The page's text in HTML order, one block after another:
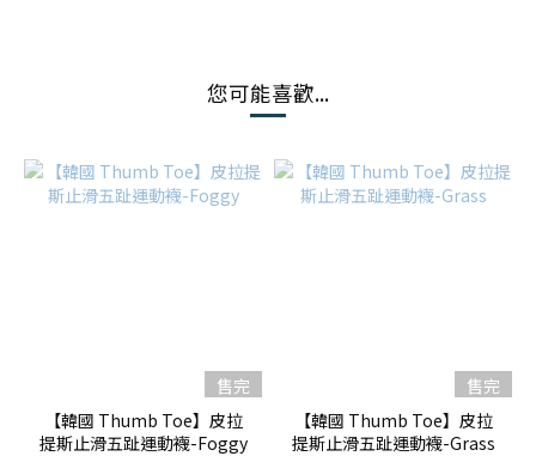
您可能喜歡...
售完
【韓國 Thumb Toe】皮拉
提斯止滑五趾運動襪-Foggy
售完
【韓國 Thumb Toe】皮拉
提斯止滑五趾運動襪-Grass